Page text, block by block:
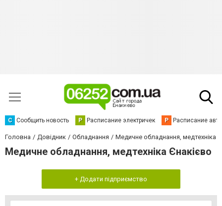
С Сообщить новость Р Расписание электричек Р Расписание
Головна Довідник Обладнання Медичне обладнання, медтехніка
Медичне обладнання, медтехніка Єнакієво
+ Додати підприємство